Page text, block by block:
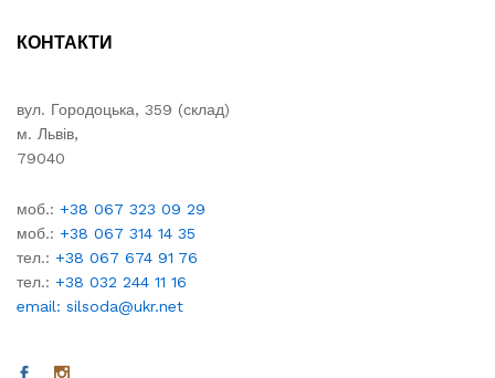
КОНТАКТИ
вул. Городоцька, 359 (склад)
м. Львів,
79040
моб.: +38 067 323 09 29
моб.: +38 067 314 14 35
тел.: +38 067 674 91 76
тел.: +38 032 244 11 16
email: silsoda@ukr.net